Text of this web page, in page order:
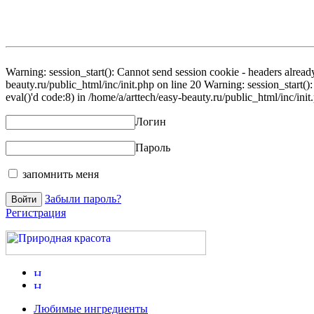
Warning: session_start(): Cannot send session cookie - headers
beauty.ru/public_html/inc/init.php on line 20 Warning:
eval()'d code:8) in /home/a/arttech/easy-beauty.ru/public_html/inc/
Логин
Пароль
запомнить меня
Забыли пароль?
Регистрация
Любимые ингредиенты